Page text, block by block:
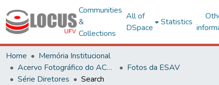
Communities
&
Collections
All of
DSpace
Statistics
Home
Memória Institucional
Acervo Fotográfico do ACH-UFV
Fotos da ESAV
Série Diretores
Search